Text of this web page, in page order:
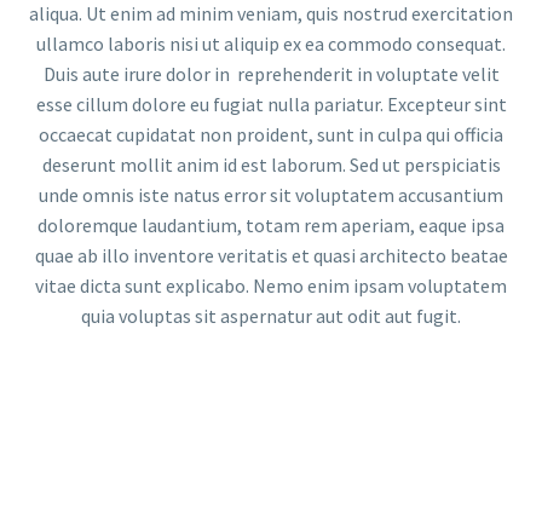
aliqua. Ut enim ad minim veniam, quis nostrud exercitation
ullamco laboris nisi ut aliquip ex ea commodo consequat.
Duis aute irure dolor in reprehenderit in voluptate velit
esse cillum dolore eu fugiat nulla pariatur. Excepteur sint
occaecat cupidatat non proident, sunt in culpa qui officia
deserunt mollit anim id est laborum. Sed ut perspiciatis
unde omnis iste natus error sit voluptatem accusantium
doloremque laudantium, totam rem aperiam, eaque ipsa
quae ab illo inventore veritatis et quasi architecto beatae
vitae dicta sunt explicabo. Nemo enim ipsam voluptatem
quia voluptas sit aspernatur aut odit aut fugit.